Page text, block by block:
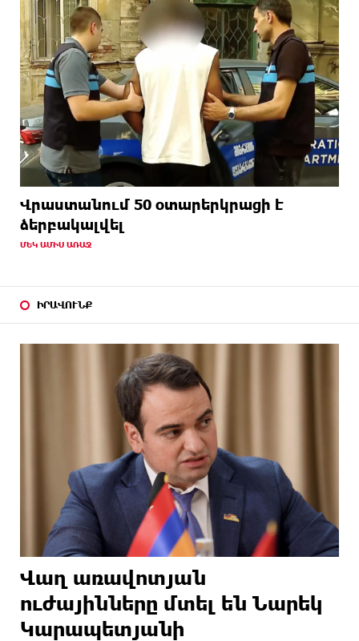
Վրաստանում 50 օտարերկրացի է
ձերբակալվել
ՄԵԿ ԱՄԻՍ ԱՌԱՋ
ԻՐԱՎՈՒՆՔ
Վաղ առավոտյան
ուժայինները մտել են Նարեկ
Կարապետյանի